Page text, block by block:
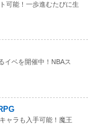
可能！一歩進むたびに生
イベを開催中！NBAス
ャラも入手可能！魔王